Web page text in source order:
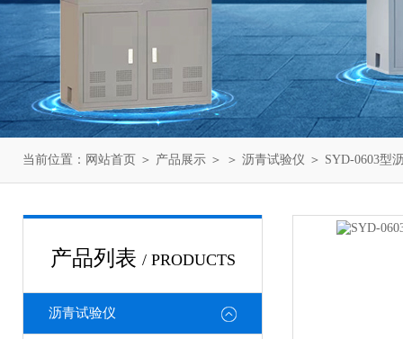
当前位置： 网站首页 ＞ 产品展示 ＞ ＞ 沥青试验仪 ＞ SYD-0603型
产品列表 / PRODUCTS
沥青试验仪